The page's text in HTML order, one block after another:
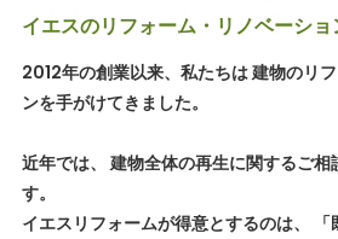
イエスのリフォーム・リノベーショ
2012年の創業以来、私たちは 建物のリ
ンを手がけてきました。
近年では、 建物全体の再生に関するご相
す。
イエスリフォームが得意とするのは、